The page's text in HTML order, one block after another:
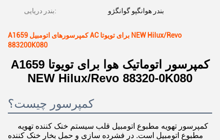
بندر دریایی: بندر هوانگپو گوانگژو
A1659 کمپرسورهای اتومبیل AC برای تویوتا NEW Hilux/Revo
883200K080
A1659 کمپرسور اتوماتیک هوا برای تویوتا
NEW Hilux/Revo 88320-0K080
کمپرسور چیست؟
کمپرسور تهویه مطبوع اتومبیل قلب سیستم خنک کننده تهویه
مطبوع اتومبیل است. در فشرده سازی و حمل بخار خنک کننده